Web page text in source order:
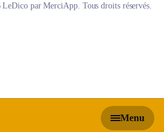
Menu
par MerciApp. Tous droits réservés.